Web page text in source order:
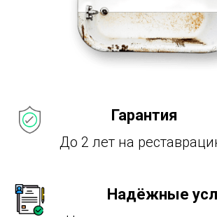
Гарантия
До 2 лет на
Надёжные